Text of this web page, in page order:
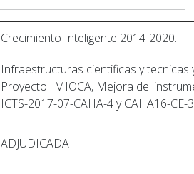
Crecimiento Inteligente 2014-2020.
Infraestructuras cientificas y tecnicas
Proyecto "MIOCA, Mejora del
ICTS-2017-07-CAHA-4 y CAHA16-CE-
ADJUDICADA